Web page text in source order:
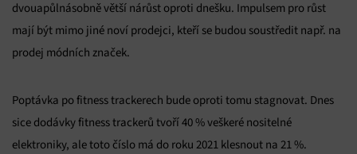
dvouapůlnásobně větší nárůst oproti dnešku. Impulsem pro růst
mají být mimo jiné noví prodejci, kteří se budou soustředit např. na
prodej módních značek.
Poptávka po fitness trackerech bude oproti tomu stagnovat. Dnes
sice dodávky fitness trackerů tvoří 40 % veškeré nositelné
elektroniky, ale toto číslo má do roku 2021 klesnout na 21 %.